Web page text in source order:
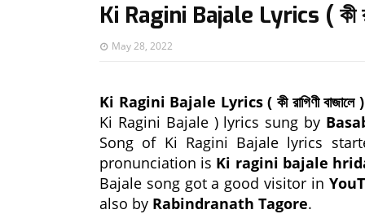
Ki Ragini Bajale Lyrics ( কী
May 28, 2022
Ki Ragini Bajale Lyrics ( কী রাগিণী বাজালে )
Ki Ragini Bajale ) lyrics sung by
Song of Ki Ragini Bajale lyrics
pronunciation is Ki ragini bajale
Bajale song got a good visitor in
also by Rabindranath Tagore.